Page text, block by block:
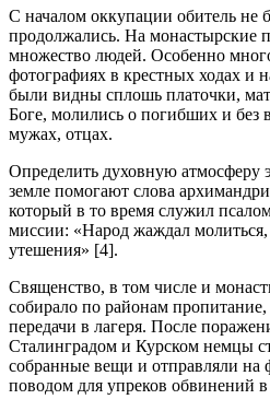
С началом оккупации обитель не
продолжались. На монастырские
множество людей. Особенно
фотографиях в крестных ходах и
были видны сплошь платочки,
Боге, молились о погибших и без
мужах, отцах.
Определить духовную атмосферу
земле помогают слова
который в то время служил
миссии: «Народ жаждал
утешения» [4].
Священство, в том числе и
собирало по районам
передачи в лагеря. После
Сталинградом и Курском немцы
собранные вещи и отправляли на
поводом для упреков обвинений